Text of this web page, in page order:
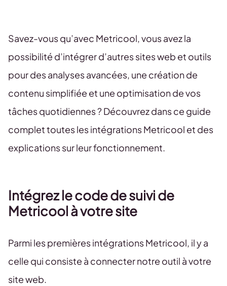
Savez-vous qu’avec Metricool, vous avez la
possibilité d’intégrer d’autres sites web et outils
pour des analyses avancées, une création de
contenu simplifiée et une optimisation de vos
tâches quotidiennes ? Découvrez dans ce guide
complet toutes les intégrations Metricool et des
explications sur leur fonctionnement.
Intégrez le code de suivi de
Metricool à votre site
Parmi les premières intégrations Metricool, il y a
celle qui consiste à connecter notre outil à votre
site web.